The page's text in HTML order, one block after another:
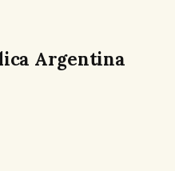
Argentina